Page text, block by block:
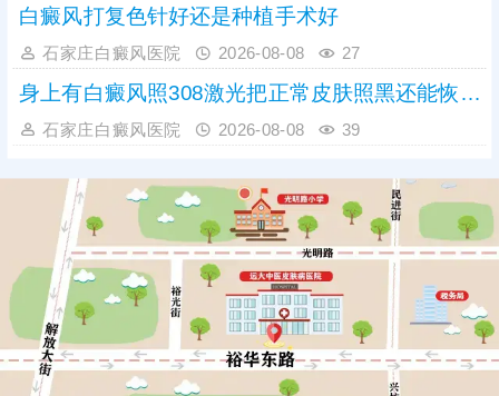
白癜风打复色针好还是种植手术好
石家庄白癜风医院 2026-08-08 27
身上有白癜风照308激光把正常皮肤照黑还能恢复吗
石家庄白癜风医院 2026-08-08 39